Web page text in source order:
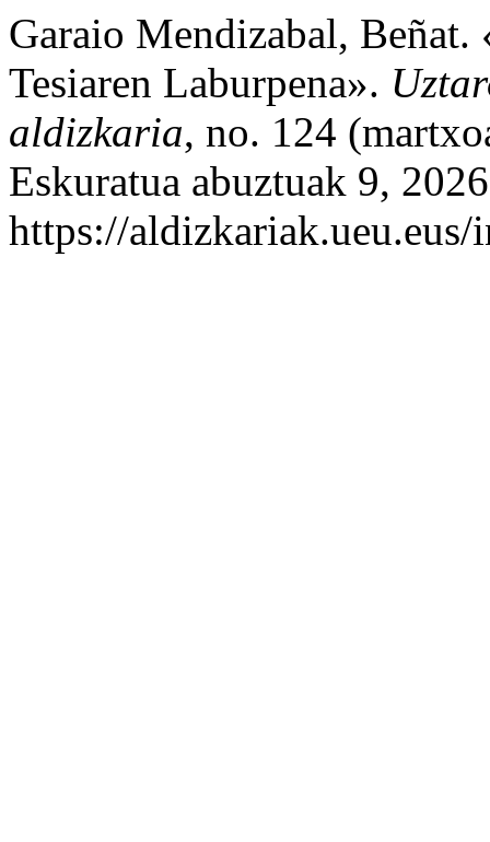
Garaio Mendizabal, Beñat.
Tesiaren Laburpena».
aldizkaria, no. 124
Eskuratua abuztuak 9,
https://